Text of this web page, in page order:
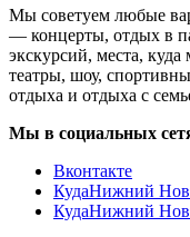
Мы советуем любые
— концерты, отдых в
экскурсий, места,
театры, шоу,
отдыха и отдыха с
Мы в социальных
Вконтакте
КудаНижний
КудаНижний